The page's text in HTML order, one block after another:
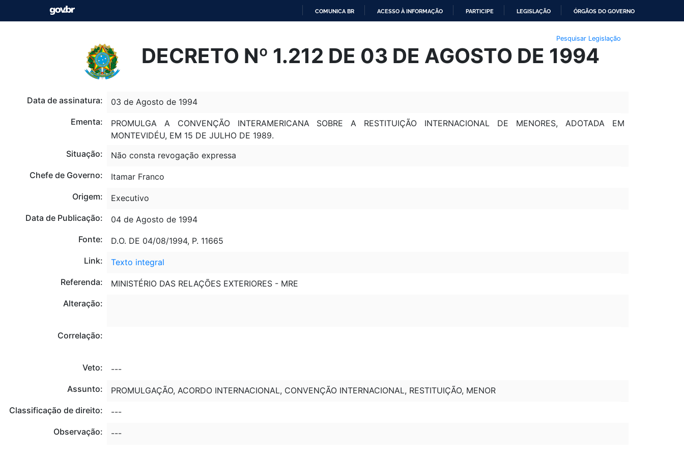
O
CONTEÚDO
COMUNICA BR ACESSO À INFORMAÇÃO PARTICIPE LEGISLAÇÃO ÓRGÃOS DO GOVERNO
Pesquisar Legislação
DECRETO Nº 1.212 DE 03 DE AGOSTO DE 1994
Data de assinatura:
03 de Agosto de 1994
Ementa:
PROMULGA A CONVENÇÃO INTERAMERICANA SOBRE A RESTITUIÇÃO INTERNACIONAL DE MENORES, ADOTADA EM
MONTEVIDÉU, EM 15 DE JULHO DE 1989.
Situação:
Não consta revogação expressa
Chefe de Governo:
Itamar Franco
Origem:
Executivo
Data de Publicação:
04 de Agosto de 1994
Fonte:
D.O. DE 04/08/1994, P. 11665
Link:
Texto integral
Referenda:
MINISTÉRIO DAS RELAÇÕES EXTERIORES - MRE
Alteração:
Correlação:
Veto:
---
Assunto:
PROMULGAÇÃO, ACORDO INTERNACIONAL, CONVENÇÃO INTERNACIONAL, RESTITUIÇÃO, MENOR
Classificação de direito:
---
Observação:
---